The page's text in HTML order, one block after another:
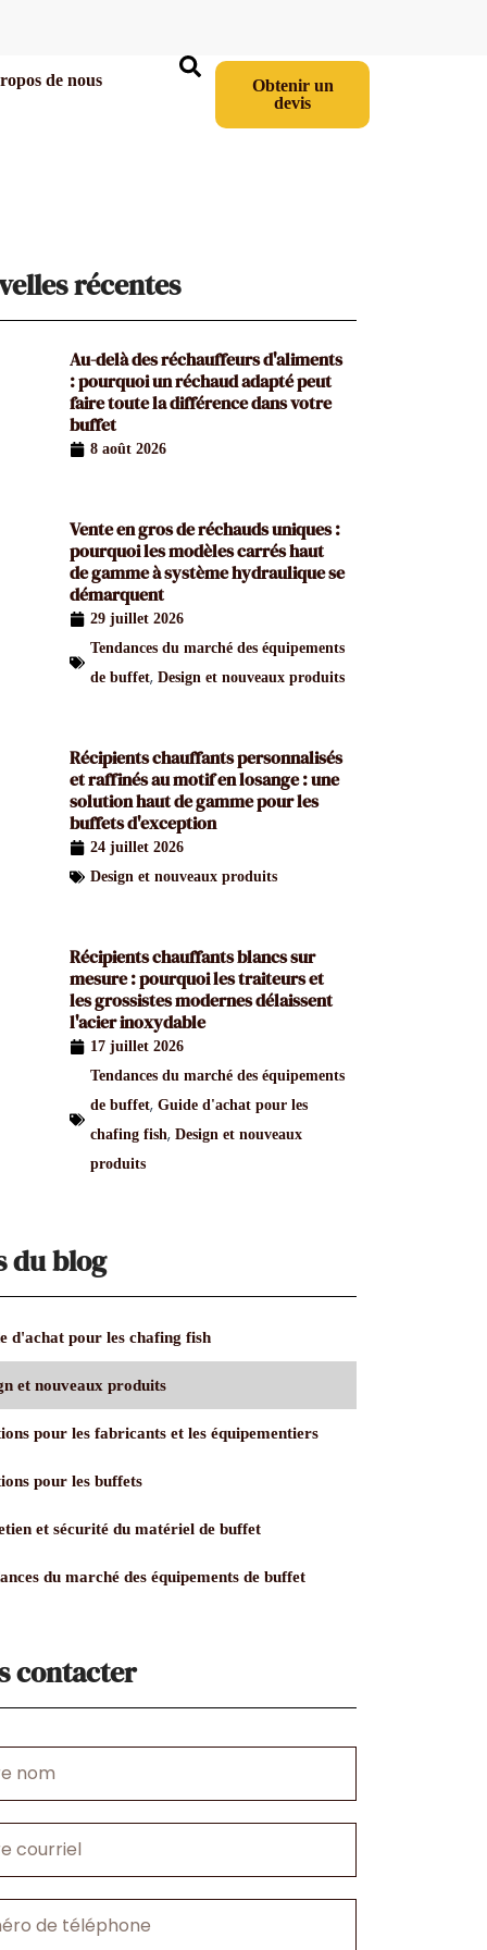
de nous
Obtenir un
devis
récentes
Au-delà des réchauffeurs d'aliments
: pourquoi un réchaud adapté peut
faire toute la différence dans votre
buffet
8 août 2026
Vente en gros de réchauds uniques :
pourquoi les modèles carrés haut
de gamme à système hydraulique se
démarquent
29 juillet 2026
Tendances du marché des équipements
de buffet,Design et nouveaux produits
Récipients chauffants personnalisés
et raffinés au motif en losange : une
solution haut de gamme pour les
buffets d'exception
24 juillet 2026
Design et nouveaux produits
Récipients chauffants blancs sur
mesure : pourquoi les traiteurs et
les grossistes modernes délaissent
l'acier inoxydable
17 juillet 2026
Tendances du marché des équipements
de buffet,Guide d'achat pour les
chafing fish,Design et nouveaux
produits
du blog
d'achat pour les chafing fish
et nouveaux produits
pour les fabricants et les équipementiers
pour les buffets
et sécurité du matériel de buffet
du marché des équipements de buffet
contacter